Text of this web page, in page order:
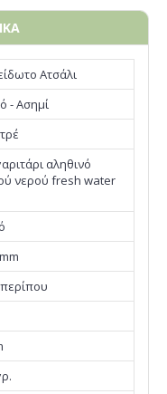
Ατσάλι
- Ασημί
αληθινό
νερού fresh water